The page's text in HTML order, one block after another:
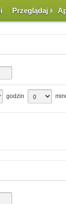
Przeglądaj
godzin